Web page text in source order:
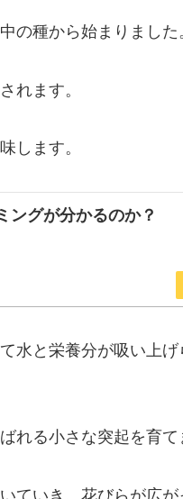
の種から始まりました
れます。
します。
ングが分かるのか？
水と栄養分が吸い上
れる小さな突起を育て
ていき、花びらが広が